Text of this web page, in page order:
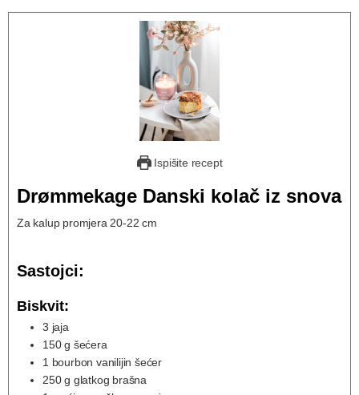
Ispišite recept
Drømmekage Danski kolač iz snova
Za kalup promjera 20-22 cm
Sastojci:
Biskvit:
3 jaja
150 g šećera
1 bourbon vanilijin šećer
250 g glatkog brašna